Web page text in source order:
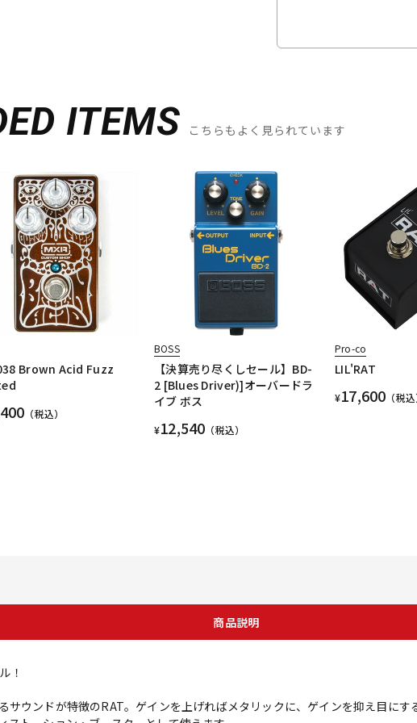
ITEMS こちらもよく見られています
Brown Acid Fuzz
（税込）
BOSS
【決算売り尽くしセール】BD-
2 [Blues Driver)]オーバードラ
イブ ボス
¥12,540 （税込）
Pro-co
LIL'RAT
¥17,600 （税
商品説明
！
サウンドが特徴のRAT。ゲインを上げればメタリックに、ゲインを抑え目に